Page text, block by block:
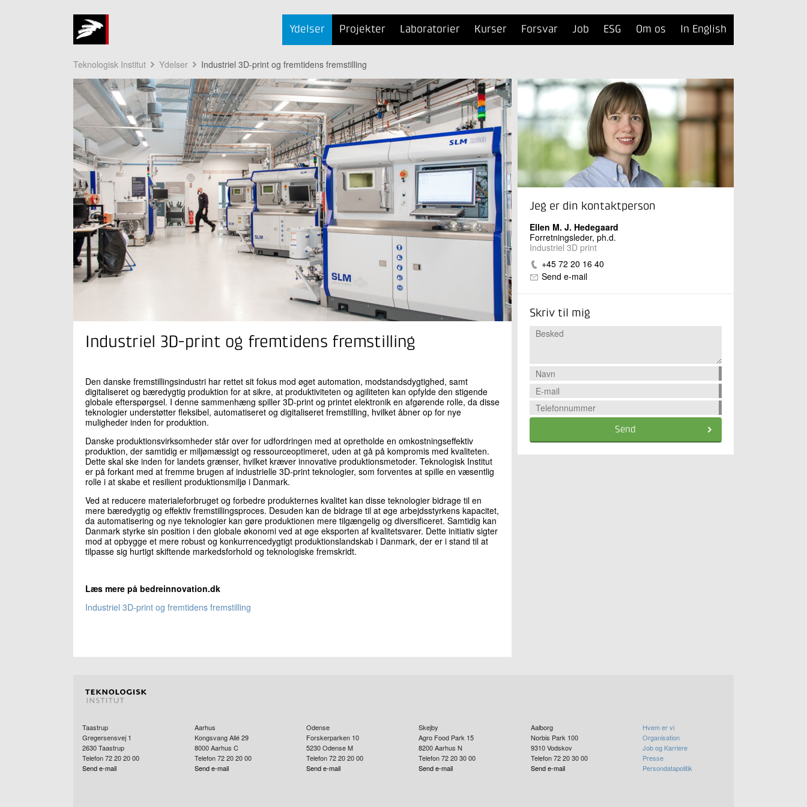
Ydelser Projekter Laboratorier Kurser Forsvar Job ESG Om os In English
Teknologisk Institut Ydelser Industriel 3D-print og fremtidens fremstilling
Industriel 3D-print og fremtidens fremstilling
Den danske fremstillingsindustri har rettet sit fokus mod øget automation, modstandsdygtighed, samt
digitaliseret og bæredygtig produktion for at sikre, at produktiviteten og agiliteten kan opfylde den stigende
globale efterspørgsel. I denne sammenhæng spiller 3D-print og printet elektronik en afgørende rolle, da disse
teknologier understøtter fleksibel, automatiseret og digitaliseret fremstilling, hvilket åbner op for nye
muligheder inden for produktion.
Danske produktionsvirksomheder står over for udfordringen med at opretholde en omkostningseffektiv
produktion, der samtidig er miljømæssigt og ressourceoptimeret, uden at gå på kompromis med kvaliteten.
Dette skal ske inden for landets grænser, hvilket kræver innovative produktionsmetoder. Teknologisk Institut
er på forkant med at fremme brugen af industrielle 3D-print teknologier, som forventes at spille en væsentlig
rolle i at skabe et resilient produktionsmiljø i Danmark.
Ved at reducere materialeforbruget og forbedre produkternes kvalitet kan disse teknologier bidrage til en
mere bæredygtig og effektiv fremstillingsproces. Desuden kan de bidrage til at øge arbejdsstyrkens kapacitet,
da automatisering og nye teknologier kan gøre produktionen mere tilgængelig og diversificeret. Samtidig kan
Danmark styrke sin position i den globale økonomi ved at øge eksporten af kvalitetsvarer. Dette initiativ sigter
mod at opbygge et mere robust og konkurrencedygtigt produktionslandskab i Danmark, der er i stand til at
tilpasse sig hurtigt skiftende markedsforhold og teknologiske fremskridt.
Læs mere på bedreinnovation.dk
Industriel 3D-print og fremtidens fremstilling
Jeg er din kontaktperson
Ellen M. J. Hedegaard
Forretningsleder, ph.d.
Industriel 3D print
+45 72 20 16 40
Send e-mail
Skriv til mig
Send
Taastrup
Gregersensvej 1
2630Taastrup
Telefon 72 20 20 00
Send e-mail
Aarhus
Kongsvang Allé 29
8000 Aarhus C
Telefon 72 20 20 00
Send e-mail
Odense
Forskerparken 10
5230 Odense M
Telefon 72 20 20 00
Send e-mail
Skejby
Agro Food Park 15
8200Aarhus N
Telefon 72 20 30 00
Send e-mail
Aalborg
Norbis Park 100
9310 Vodskov
Telefon 72 20 30 00
Send e-mail
Hvem er vi
Organisation
Job og Karriere
Presse
Persondatapolitik